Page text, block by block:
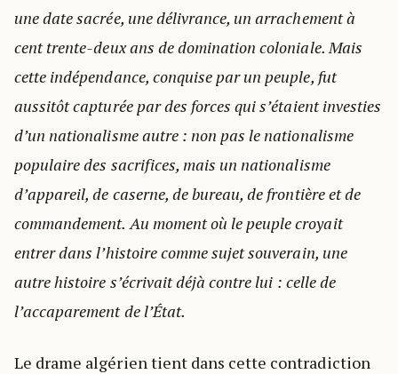
une date sacrée, une délivrance, un arrachement à
cent trente-deux ans de domination coloniale. Mais
cette indépendance, conquise par un peuple, fut
aussitôt capturée par des forces qui s’étaient investies
d’un nationalisme autre : non pas le nationalisme
populaire des sacrifices, mais un nationalisme
d’appareil, de caserne, de bureau, de frontière et de
commandement. Au moment où le peuple croyait
entrer dans l’histoire comme sujet souverain, une
autre histoire s’écrivait déjà contre lui : celle de
l’accaparement de l’État.
Le drame algérien tient dans cette contradiction